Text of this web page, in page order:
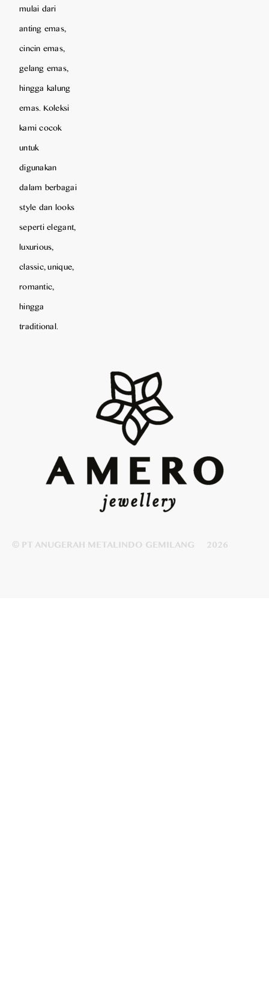
mulai dari
anting emas,
cincin emas,
gelang emas,
hingga kalung
emas. Koleksi
kami cocok
untuk
digunakan
dalam berbagai
style dan looks
seperti elegant,
luxurious,
classic, unique,
romantic,
hingga
traditional.
© PT ANUGERAH METALINDO GEMILANG 2026